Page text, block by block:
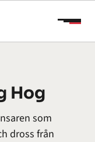
Hog
som
dross från